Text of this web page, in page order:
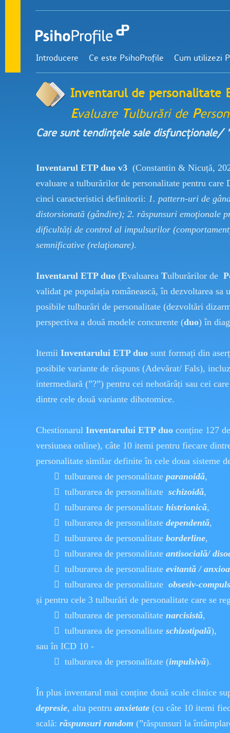
Introducere Ce este PsihoProfile Cum utilizezi
Inventarul de personalitate
EvaluareTulburări deP
Care sunt tendințele sale disfuncționale/
Inventarul ETP duo v3 (Constantin & Nicuță,
evaluare a tulburărilor de personalitate pentru
cinci caracteristici definitorii: 1. pattern-uri de
distorsionată (gândire); 2. răspunsuri emoţionale
dificultăți de control al impulsurilor
semnificative (relaţionare).
Inventarul ETP duo (Evaluarea Tulburărilor de P
validat pe populația românească, în dezvoltarea sa
posibile tulburări de personalitate (dezvoltări
perspectiva a două modele concurente (duo) în
Itemii Inventarului ETP duo sunt formați din
posibile variante de răspuns (Adevărat/ Fals),
intermediară (”?”) pentru cei nehotărâți sau cei
dintre cele două variante dihotomice.
Chestionarul Inventarului ETP duo conține 127
versiunea online), câte 10 itemi pentru fiecare
personalitate similar definite în cele doua sisteme
 tulburarea de personalitate paranoidă,
 tulburarea de personalitate schizoidă,
 tulburarea de personalitate histrionică,
 tulburarea de personalitate dependentă,
 tulburarea de personalitate borderline,
 tulburarea de personalitate antisocială/
 tulburarea de personalitate evitantă /
 tulburarea de personalitate obsesiv-
și pentru cele 3 tulburări de personalitate care se
 tulburarea de personalitate narcisistă,
 tulburarea de personalitate schizotipală),
sau în ICD 10 -
 tulburarea de personalitate (impulsivă).
În plus inventarul mai conține două scale clinice
depresie, alta pentru anxietate (cu câte 10 itemi
scală: răspunsuri random (”răspunsuri la